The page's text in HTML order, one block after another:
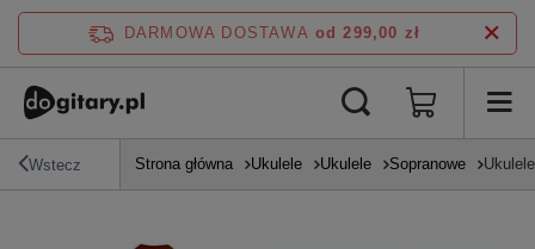
DARMOWA DOSTAWA od 299,00 zł
Wstecz Strona główna Ukulele Ukulele Sopranowe